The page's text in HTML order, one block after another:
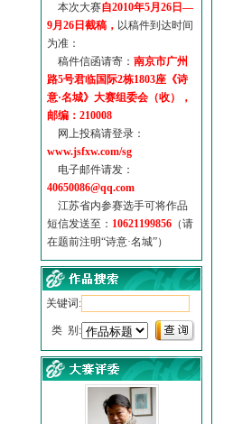
参赛作品多达5000多首
“诗意·名城”晒诗会
特别通知--致广大诗词爱好...
本次大赛自2010年5月26日—
9月26日截稿， 以稿件到达时间
为准：
稿件信函请寄： 南京市广州
路5号君临国际2栋1803座《诗
意·名城》大赛组委会（收），
邮编：210008
网上投稿请登录：
www.jsfxw.com/sg
电子邮件请发：
40650086@qq.com
江苏省内参赛选手可将作品
短信发送至： 10621199856 （请
在题前注明“诗意·名城”）
关键词:
类 别: